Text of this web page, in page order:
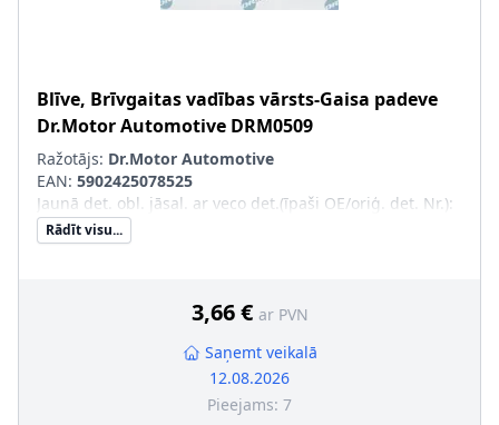
Blīve, Brīvgaitas vadības vārsts-Gaisa padeve
Dr.Motor Automotive DRM0509
Ražotājs: Dr.Motor Automotive
EAN: 5902425078525
Jaunā det. obl. jāsal. ar veco det.(īpaši OE/oriģ. det. Nr.):
Rādīt visu...
3,66 € ar PVN
Saņemt veikalā
12.08.2026
Pieejams: 7